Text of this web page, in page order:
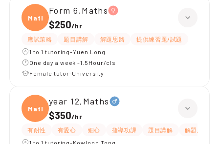
Maths
Form 6,Maths
$250/hr
應試策略 題目講解 解題思路
提供練習題/試題
1 to 1 tutoring-Yuen Long
One day a week -1.5Hour/cls
Female tutor-University
Maths
year 12,Maths
$350/hr
有耐性 有愛心 細心 指導功課 題目講解
解題思路
1 to 1 tutoring-Kowloon Tong